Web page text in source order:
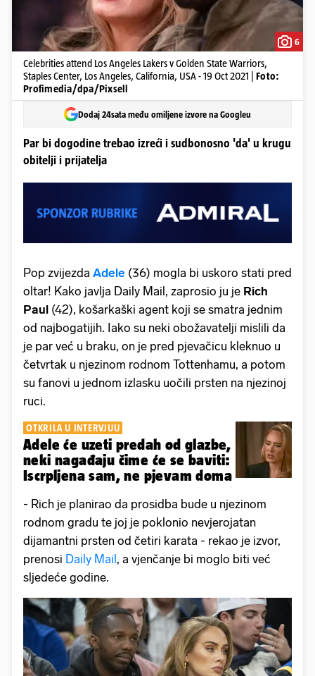
6
Celebrities attend Los Angeles Lakers v Golden State Warriors,
Staples Center, Los Angeles, California, USA - 19 Oct 2021 | Foto:
Profimedia/dpa/Pixsell
Dodaj 24sata među omiljene izvore na Googleu
Par bi dogodine trebao izreći i sudbonosno 'da' u krugu
obitelji i prijatelja
Pop zvijezda Adele (36) mogla bi uskoro stati pred
oltar! Kako javlja Daily Mail, zaprosio ju je Rich
Paul (42), košarkaški agent koji se smatra jednim
od najbogatijih. Iako su neki obožavatelji mislili da
je par već u braku, on je pred pjevačicu kleknuo u
četvrtak u njezinom rodnom Tottenhamu, a potom
su fanovi u jednom izlasku uočili prsten na njezinoj
ruci.
OTKRILA U INTERVJUU
Adele će uzeti predah od glazbe,
neki nagađaju čime će se baviti:
Iscrpljena sam, ne pjevam doma
- Rich je planirao da prosidba bude u njezinom
rodnom gradu te joj je poklonio nevjerojatan
dijamantni prsten od četiri karata - rekao je izvor,
prenosi Daily Mail, a vjenčanje bi moglo biti već
sljedeće godine.